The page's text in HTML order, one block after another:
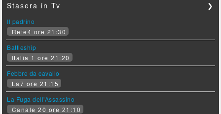
Stasera in Tv ❯
Il padrino
Rete4 ore 21:30
Battleship
Italia 1 ore 21:20
Febbre da cavallo
La7 ore 21:15
La Fuga dell'Assassino
Canale 20 ore 21:10